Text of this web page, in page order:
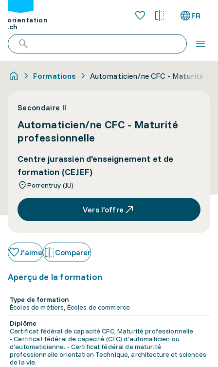
orientation
.ch
FR
Formations Automaticien/ne CFC - Maturité
Secondaire II
Automaticien/ne CFC - Maturité
professionnelle
Centre jurassien d'enseignement et de
formation (CEJEF)
Porrentruy (JU)
Vers l’offre
J'aime Comparer
Aperçu de la formation
Type de formation
Écoles de métiers, Écoles de commerce
Diplôme
Certificat fédéral de capacité CFC, Maturité professionnelle
- Certificat fédéral de capacité (CFC) d'automaticien ou
d'automaticienne. - Certificat fédéral de maturité
professionnelle orientation Technique, architecture et sciences
de la vie.